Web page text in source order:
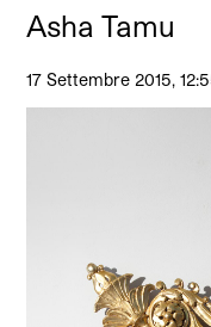
Asha Tamu
17 Settembre 2015,